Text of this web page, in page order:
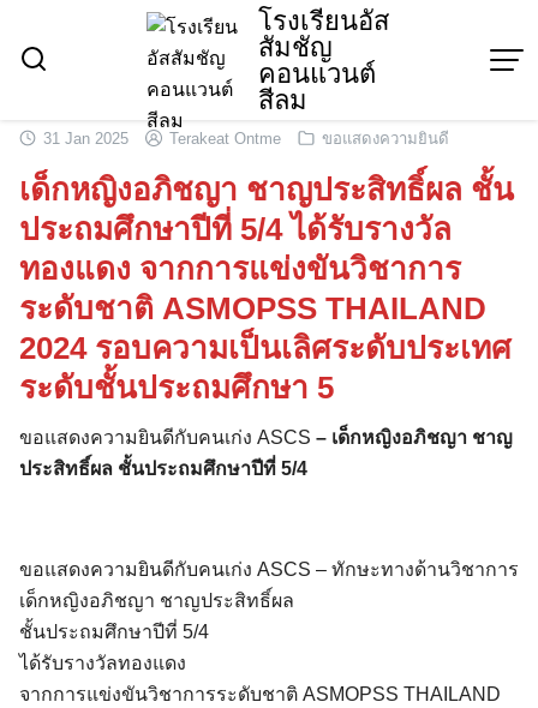
content
โรงเรียนอัส
สัมชัญ
คอนแวนต์
สีลม
31 Jan 2025 Terakeat Ontme ขอแสดงความยินดี
เด็กหญิงอภิชญา ชาญประสิทธิ์ผล ชั้น
ประถมศึกษาปีที่ 5/4 ได้รับรางวัล
ทองแดง จากการแข่งขันวิชาการ
ระดับชาติ ASMOPSS THAILAND
2024 รอบความเป็นเลิศระดับประเทศ
ระดับชั้นประถมศึกษา 5
ขอแสดงความยินดีกับคนเก่ง ASCS – เด็กหญิงอภิชญา ชาญ
ประสิทธิ์ผล ชั้นประถมศึกษาปีที่ 5/4
ขอแสดงความยินดีกับคนเก่ง ASCS – ทักษะทางด้านวิชาการ
เด็กหญิงอภิชญา ชาญประสิทธิ์ผล
ชั้นประถมศึกษาปีที่ 5/4
ได้รับรางวัลทองแดง
จากการแข่งขันวิชาการระดับชาติ ASMOPSS THAILAND